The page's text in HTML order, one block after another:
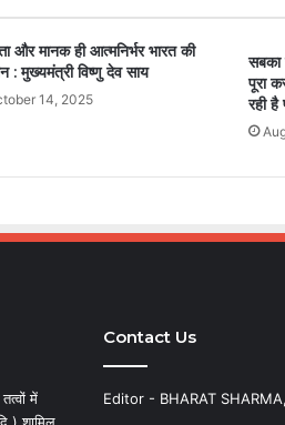
और मानक ही आत्मनिर्भर भारत की
: मुख्यमंत्री विष्णु देव साय
14, 2025
सबका
पूरा
रही है
में
Contact Us
Editor - BHARAT SHARMA,